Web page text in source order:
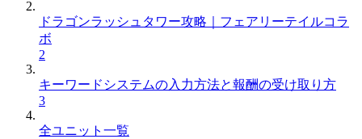
ドラゴンラッシュタワー攻略｜フェアリーテイルコラ
ボ
2
キーワードシステムの入力方法と報酬の受け取り方
3
全ユニット一覧